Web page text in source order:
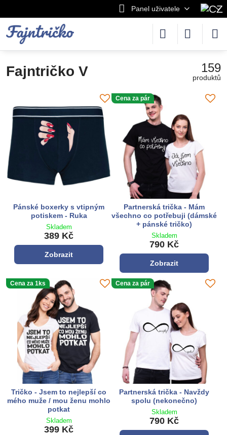
Panel uživatele
Fajntričko V 159
produktů
Pánské boxerky s vtipným
potiskem - Ruka
Skladem
389 Kč
Zobrazit
Cena za pár
Partnerská trička - Mám
všechno co potřebuji (dámské
+ pánské tričko)
Skladem
790 Kč
Zobrazit
Cena za 1ks
Tričko - Jsem to nejlepší co
mého muže / mou ženu mohlo
potkat
Skladem
399 Kč
Cena za pár
Partnerská trička - Navždy
spolu (nekonečno)
Skladem
790 Kč